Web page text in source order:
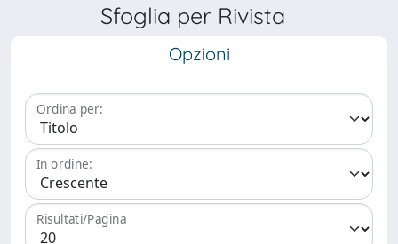
Sfoglia per Rivista
Opzioni
Ordina per:
In ordine:
Risultati/Pagina